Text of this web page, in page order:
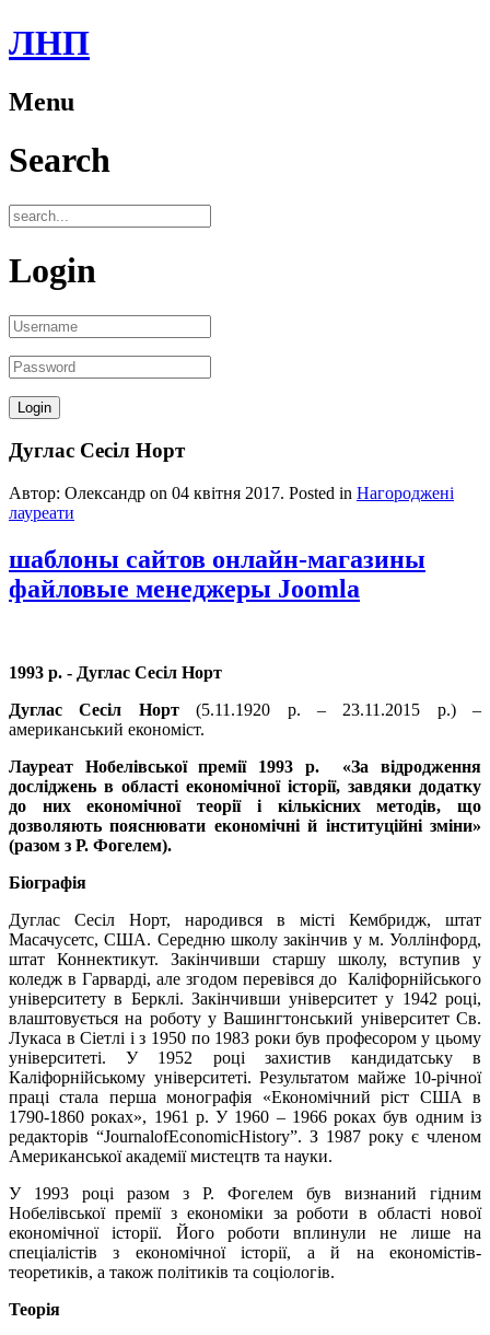
ЛНП
Menu
Search
Login
Дуглас Сесіл Норт
Автор: Олександр on 04 квітня 2017. Posted in Нагороджені
лауреати
шаблоны сайтов онлайн-магазины
файловые менеджеры Joomla
1993 р. - Дуглас Сесіл Норт
Дуглас Сесіл Норт(5.11.1920 р. – 23.11.2015 р.) –
американський економіст.
Лауреат Нобелівської премії 1993 р. «За відродження
досліджень в області економічної історії, завдяки додатку
до них економічної теорії і кількісних методів, що
дозволяють пояснювати економічні й інституційні зміни»
(разом з Р. Фогелем).
Біографія
Дуглас Сесіл Норт, народився в місті Кембридж, штат
Масачусетс, США. Середню школу закінчив у м. Уоллінфорд,
штат Коннектикут. Закінчивши старшу школу, вступив у
коледж в Гарварді, але згодом перевівся до Каліфорнійського
університету в Берклі. Закінчивши університет у 1942 році,
влаштовується на роботу у Вашингтонський університет Св.
Лукаса в Сіетлі і з 1950 по 1983 роки був професором у цьому
університеті. У 1952 році захистив кандидатську в
Каліфорнійському університеті. Результатом майже 10-річної
праці стала перша монографія «Економічний ріст США в
1790-1860 роках», 1961 р. У 1960 – 1966 роках був одним із
редакторів “JournalofEconomicHistory”. З 1987 року є членом
Американської академії мистецтв та науки.
У 1993 році разом з Р. Фогелем був визнаний гідним
Нобелівської премії з економіки за роботи в області нової
економічної історії. Його роботи вплинули не лише на
спеціалістів з економічної історії, а й на економістів-
теоретиків, а також політиків та соціологів.
Теорія